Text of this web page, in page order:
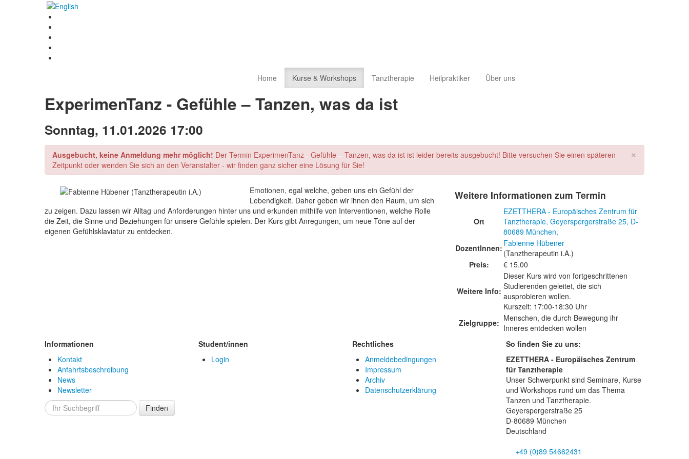
Home Kurse & Workshops Tanztherapie Heilpraktiker Über uns
ExperimenTanz - Gefühle – Tanzen, was da ist
Sonntag, 11.01.2026 17:00
×
Ausgebucht, keine Anmeldung mehr möglich! Der Termin ExperimenTanz - Gefühle – Tanzen, was da ist ist leider bereits ausgebucht! Bitte versuchen Sie einen späteren
Zeitpunkt oder wenden Sie sich an den Veranstalter - wir finden ganz sicher eine Lösung für Sie!
Emotionen, egal welche, geben uns ein Gefühl der
Lebendigkeit. Daher geben wir ihnen den Raum, um sich
zu zeigen. Dazu lassen wir Alltag und Anforderungen hinter uns und erkunden mithilfe von Interventionen, welche Rolle
die Zeit, die Sinne und Beziehungen für unsere Gefühle spielen. Der Kurs gibt Anregungen, um neue Töne auf der
eigenen Gefühlsklaviatur zu entdecken.
Weitere Informationen zum Termin
Ort
EZETTHERA - Europäisches Zentrum für
Tanztherapie, Geyerspergerstraße 25, D-
80689 München,
DozentInnen: Fabienne Hübener
(Tanztherapeutin i.A.)
Preis:
€ 15.00
Weitere Info:
Dieser Kurs wird von fortgeschrittenen
Studierenden geleitet, die sich
ausprobieren wollen.
Kurszeit: 17:00-18:30 Uhr
Zielgruppe: Menschen, die durch Bewegung ihr
Inneres entdecken wollen
Informationen
Kontakt
Anfahrtsbeschreibung
News
Newsletter
Finden
Student/innen
Login
Rechtliches
Anmeldebedingungen
Impressum
Archiv
Datenschutzerklärung
So finden Sie zu uns:
EZETTHERA - Europäisches Zentrum
für Tanztherapie
Unser Schwerpunkt sind Seminare, Kurse
und Workshops rund um das Thema
Tanzen und Tanztherapie.
Geyerspergerstraße 25
D-80689 München
Deutschland
+49 (0)89 54662431